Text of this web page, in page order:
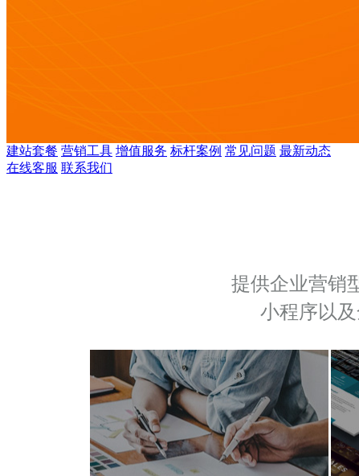
建站套餐 营销工具 增值服务 标杆案例 常见问题 最新动态
在线客服 联系我们
提供企业营销
小程序以